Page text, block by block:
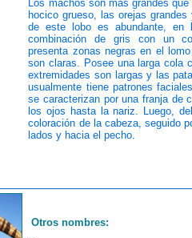
Los machos son más grandes
hocico grueso, las orejas
de este lobo es abundante, en
combinación de gris con un
presenta zonas negras en el
son claras. Posee una larga cola
extremidades son largas y las
usualmente tiene patrones
se caracterizan por una franja de
los ojos hasta la nariz. Luego,
coloración de la cabeza, seguido
lados y hacia el pecho.
Otros nombres: